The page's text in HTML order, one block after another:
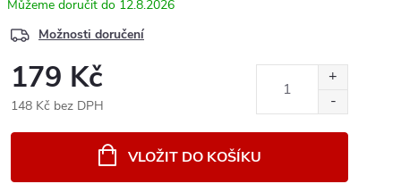
12.8.2026
Možnosti doručení
179 Kč
148 Kč bez DPH
VLOŽIT DO KOŠÍKU